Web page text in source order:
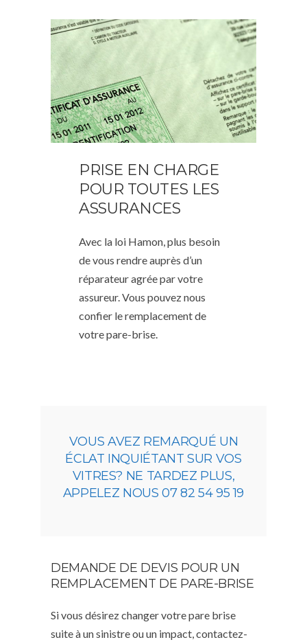
PRISE EN CHARGE
POUR TOUTES LES
ASSURANCES
Avec la loi Hamon, plus besoin
de vous rendre auprès d’un
réparateur agrée par votre
assureur. Vous pouvez nous
confier le remplacement de
votre pare-brise.
VOUS AVEZ REMARQUÉ UN
ÉCLAT INQUIÉTANT SUR VOS
VITRES? NE TARDEZ PLUS,
APPELEZ NOUS 07 82 54 95 19
DEMANDE DE DEVIS POUR UN
REMPLACEMENT DE PARE-BRISE
Si vous désirez changer votre pare brise
suite à un sinistre ou un impact, contactez-